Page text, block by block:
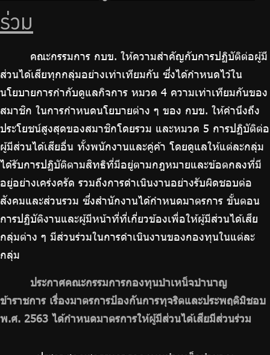
จัดซื้อจัดจ้าง
ร่วมงานกับเรา
ติดต่อเรา
ไทย |
ร่วม
คณะกรรมการ กบข. ให้ความสำคัญกับการปฏิบัติต่อผู้มี
ส่วนได้เสียทุกกลุ่มอย่างเท่าเทียมกัน ซึ่งได้กำหนดไว้ใน
นโยบายการกำกับดูแลกิจการ หมวด 4 ความเท่าเทียมกันของ
สมาชิก ในการกำหนดนโยบายต่าง ๆ ของ กบข. ให้คำนึงถึง
ประโยชน์สูงสุดของสมาชิกโดยรวม และหมวด 5 การปฏิบัติต่อ
ผู้มีส่วนได้เสียอื่น ทั้งพนักงานและคู่ค้า โดยดูแลให้แต่ละกลุ่ม
ได้รับการปฏิบัติตามสิทธิที่มีอยู่ตามกฎหมายและข้อตกลงที่มี
อยู่อย่างเคร่งครัด รวมถึงการดำเนินงานอย่างรับผิดชอบต่อ
สังคมและส่วนรวม ซึ่งสำนักงานได้กำหนดมาตรการ ขั้นตอน
การปฏิบัติงานและผู้มีหน้าที่ที่เกี่ยวข้องเพื่อให้ผู้มีส่วนได้เสีย
กลุ่มต่าง ๆ มีส่วนร่วมในการดำเนินงานของกองทุนในแต่ละ
กลุ่ม
ประกาศคณะกรรมการกองทุนบำเหน็จบำนาญ
ข้าราชการ เรื่องมาตรการป้องกันการทุจริตและประพฤติมิชอบ
พ.ศ. 2563 ได้กำหนดมาตรการให้ผู้มีส่วนได้เสียมีส่วนร่วม